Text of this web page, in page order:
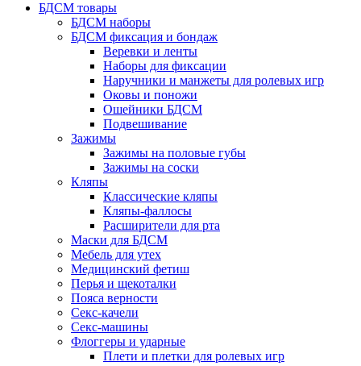
БДСМ товары
БДСМ наборы
БДСМ фиксация и бондаж
Веревки и ленты
Наборы для фиксации
Наручники и манжеты для ролевых игр
Оковы и поножи
Ошейники БДСМ
Подвешивание
Зажимы
Зажимы на половые губы
Зажимы на соски
Кляпы
Классические кляпы
Кляпы-фаллосы
Расширители для рта
Маски для БДСМ
Мебель для утех
Медицинский фетиш
Перья и щекоталки
Пояса верности
Секс-качели
Секс-машины
Флоггеры и ударные
Плети и плетки для ролевых игр